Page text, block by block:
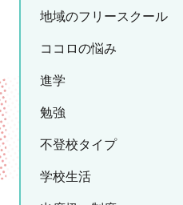
地域のフリースクール
ココロの悩み
進学
勉強
不登校タイプ
学校生活